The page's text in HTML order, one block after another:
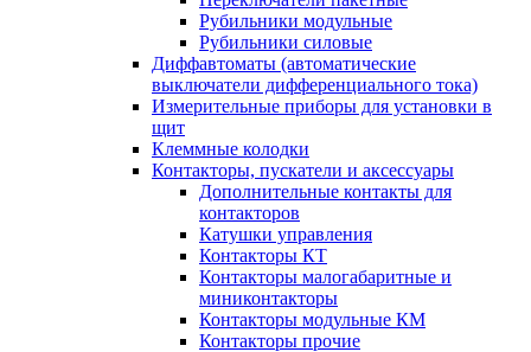
Рубильники модульные
Рубильники силовые
Диффавтоматы (автоматические
выключатели дифференциального тока)
Измерительные приборы для установки в
щит
Клеммные колодки
Контакторы, пускатели и аксессуары
Дополнительные контакты для
контакторов
Катушки управления
Контакторы КТ
Контакторы малогабаритные и
миниконтакторы
Контакторы модульные КМ
Контакторы прочие